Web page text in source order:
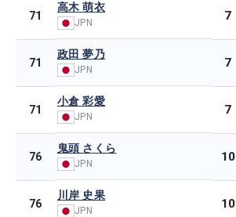
71
高木 萌衣
JPN 7
71
政田 夢乃
JPN 7
71
小倉 彩愛
JPN 7
76
鬼頭 さくら
JPN 10
76
川岸 史果
JPN 10